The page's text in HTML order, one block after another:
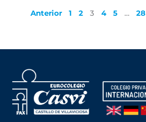
Anterior 1 2 3 4 5 … 28